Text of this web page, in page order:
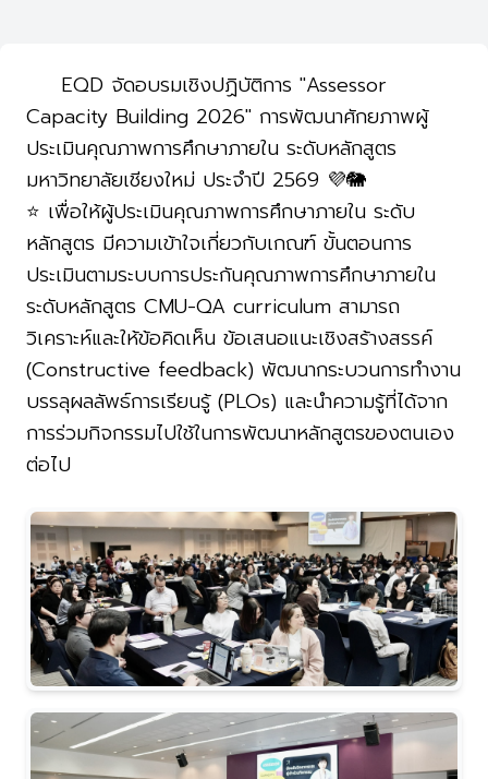
EQD จัดอบรมเชิงปฏิบัติการ "Assessor
Capacity Building 2026" การพัฒนาศักยภาพผู้
ประเมินคุณภาพการศึกษาภายใน ระดับหลักสูตร
มหาวิทยาลัยเชียงใหม่ ประจำปี 2569 💜🐘
⭐️ เพื่อให้ผู้ประเมินคุณภาพการศึกษาภายใน ระดับ
หลักสูตร มีความเข้าใจเกี่ยวกับเกณฑ์ ขั้นตอนการ
ประเมินตามระบบการประกันคุณภาพการศึกษาภายใน
ระดับหลักสูตร CMU-QA curriculum สามารถ
วิเคราะห์และให้ข้อคิดเห็น ข้อเสนอแนะเชิงสร้างสรรค์
(Constructive feedback) พัฒนากระบวนการทำงาน
บรรลุผลลัพธ์การเรียนรู้ (PLOs) และนำความรู้ที่ได้จาก
การร่วมกิจกรรมไปใช้ในการพัฒนาหลักสูตรของตนเอง
ต่อไป